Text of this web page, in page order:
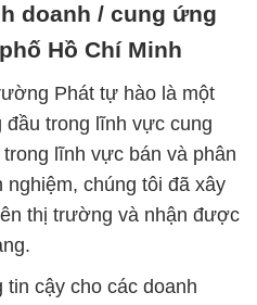
doanh / cung ứng
Hồ Chí Minh
Phát tự hào là một
trong lĩnh vực cung
lĩnh vực bán và phân
chúng tôi đã xây
thị trường và nhận được
tin cậy cho các doanh